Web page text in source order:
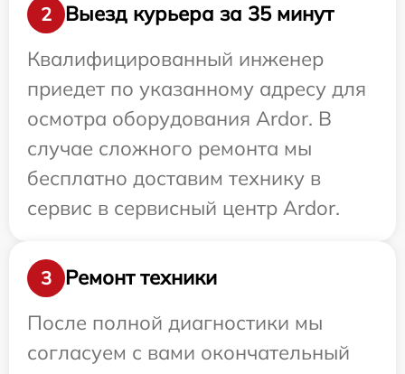
2
Выезд курьера за 35 минут
Квалифицированный инженер
приедет по указанному адресу для
осмотра оборудования Ardor. В
случае сложного ремонта мы
бесплатно доставим технику в
сервис в сервисный центр Ardor.
3
Ремонт техники
После полной диагностики мы
согласуем с вами окончательный